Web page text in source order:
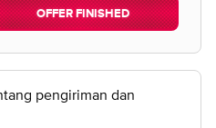
OFFER FINISHED
pengiriman dan